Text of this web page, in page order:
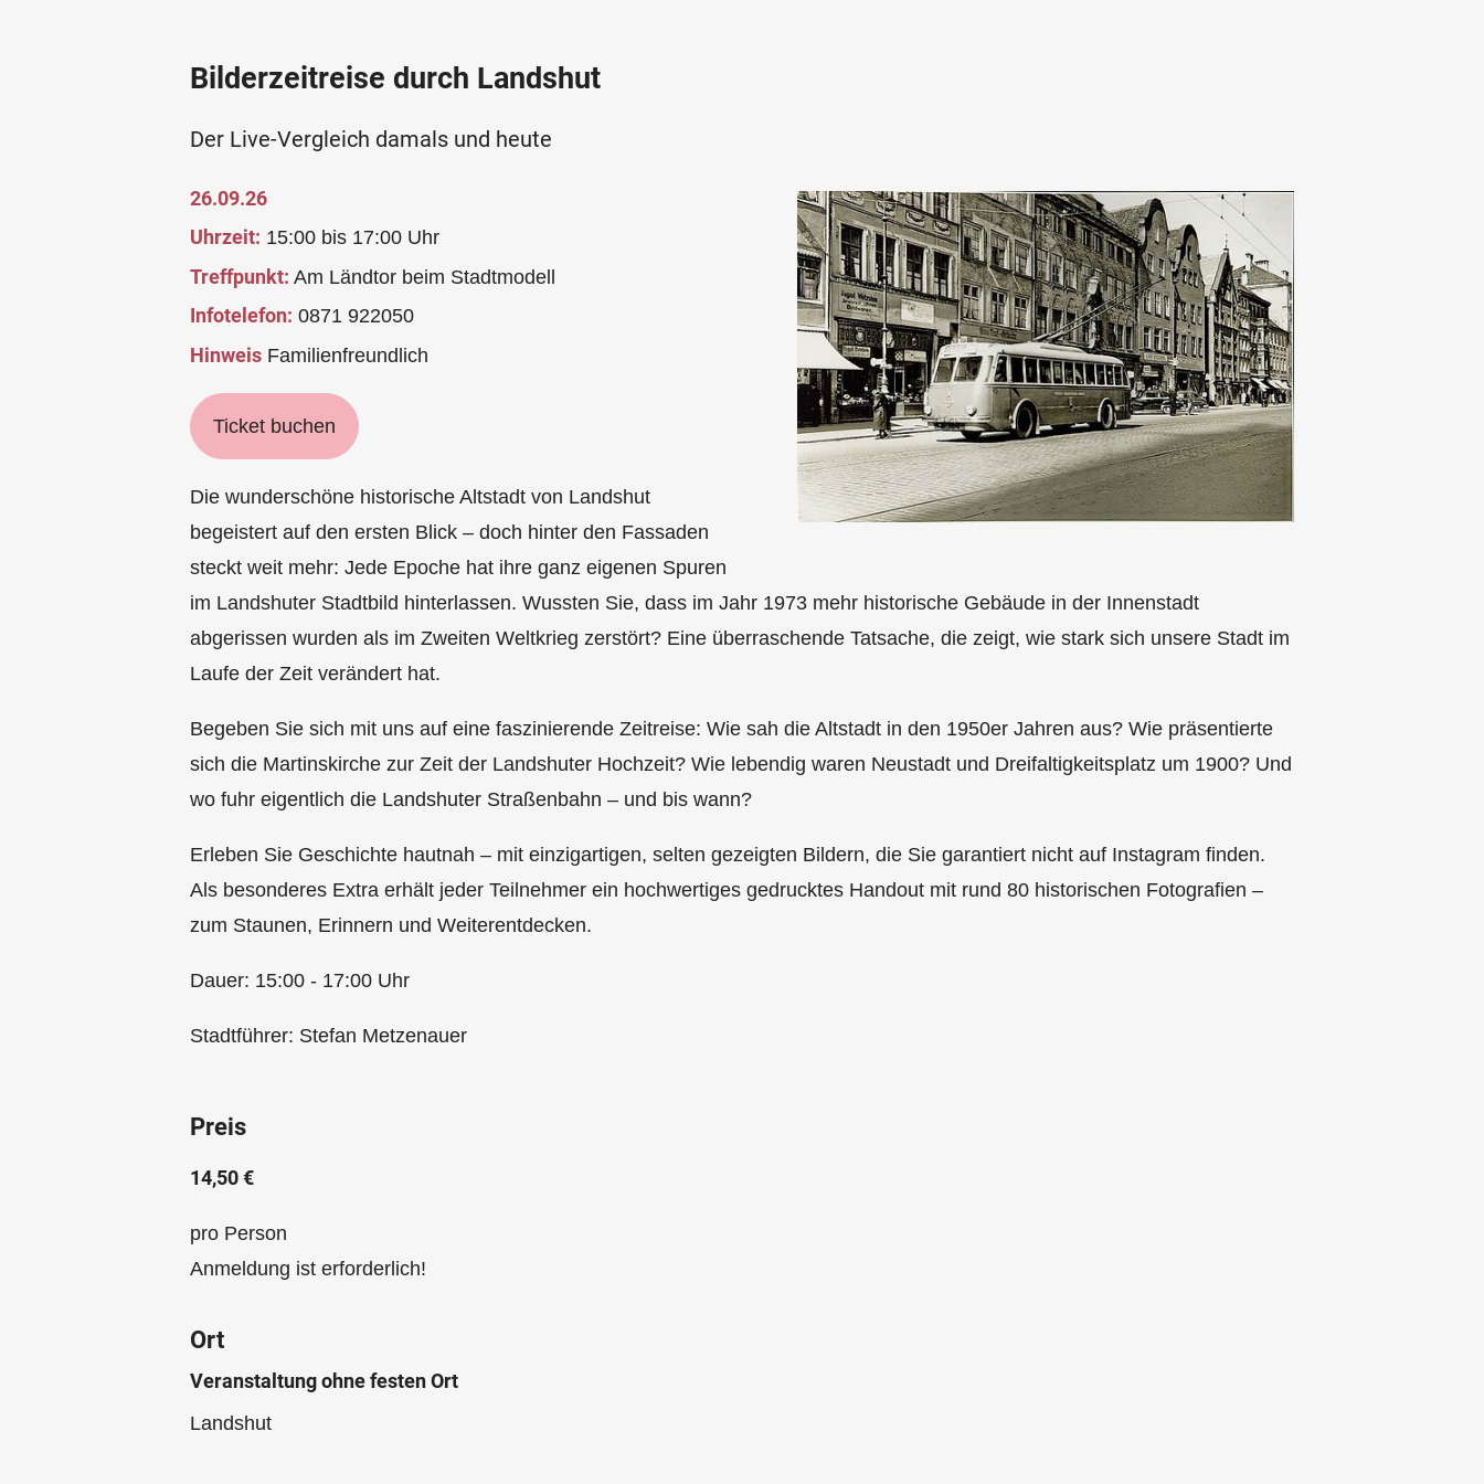
Bilderzeitreise durch Landshut
Der Live-Vergleich damals und heute
26.09.26
Uhrzeit: 15:00 bis 17:00 Uhr
Treffpunkt: Am Ländtor beim Stadtmodell
Infotelefon: 0871 922050
Hinweis Familienfreundlich
Ticket buchen
Die wunderschöne historische Altstadt von Landshut
begeistert auf den ersten Blick – doch hinter den Fassaden
steckt weit mehr: Jede Epoche hat ihre ganz eigenen Spuren
im Landshuter Stadtbild hinterlassen. Wussten Sie, dass im Jahr 1973 mehr historische Gebäude in der Innenstadt
abgerissen wurden als im Zweiten Weltkrieg zerstört? Eine überraschende Tatsache, die zeigt, wie stark sich unsere Stadt im
Laufe der Zeit verändert hat.
Begeben Sie sich mit uns auf eine faszinierende Zeitreise: Wie sah die Altstadt in den 1950er Jahren aus? Wie präsentierte
sich die Martinskirche zur Zeit der Landshuter Hochzeit? Wie lebendig waren Neustadt und Dreifaltigkeitsplatz um 1900? Und
wo fuhr eigentlich die Landshuter Straßenbahn – und bis wann?
Erleben Sie Geschichte hautnah – mit einzigartigen, selten gezeigten Bildern, die Sie garantiert nicht auf Instagram finden.
Als besonderes Extra erhält jeder Teilnehmer ein hochwertiges gedrucktes Handout mit rund 80 historischen Fotografien –
zum Staunen, Erinnern und Weiterentdecken.
Dauer: 15:00 - 17:00 Uhr
Stadtführer: Stefan Metzenauer
Preis
14,50 €
pro Person
Anmeldung ist erforderlich!
Ort
Veranstaltung ohne festen Ort
Landshut